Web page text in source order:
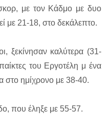
με τον Κάδμο με δυο
με 21-18, στο δεκάλεπτο.
ξεκίνησαν καλύτερα (31-
του Εργοτέλη μ ένα
στο ημίχρονο με 38-40.
που έληξε με 55-57.